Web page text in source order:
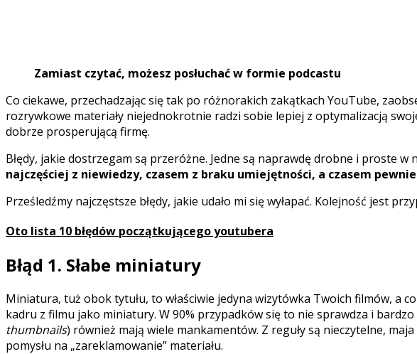
Zamiast czytać, możesz posłuchać w formie podcastu
Co ciekawe, przechadzając się tak po różnorakich zakątkach YouTube,
rozrywkowe materiały niejednokrotnie radzi sobie lepiej z optymalizacją
dobrze prosperującą firmę.
Błędy, jakie dostrzegam są przeróżne. Jedne są naprawdę drobne i proste
najczęściej z niewiedzy, czasem z braku umiejętności, a czasem
Prześledźmy najczęstsze błędy, jakie udało mi się wyłapać. Kolejność jest
Oto lista 10 błędów początkującego youtubera
Błąd 1. Słabe miniatury
Miniatura, tuż obok tytułu, to właściwie jedyna wizytówka Twoich filmów, a
kadru z filmu jako miniatury. W 90% przypadków się to nie sprawdza i
thumbnails) również mają wiele mankamentów. Z reguły są nieczytelne,
pomysłu na „zareklamowanie” materiału.